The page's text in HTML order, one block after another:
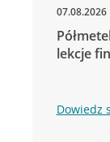
07.08.2026
lekcje
Dowiedz